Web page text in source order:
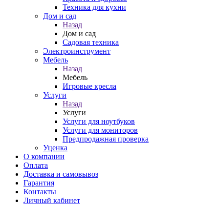
Техника для кухни
Дом и сад
Назад
Дом и сад
Садовая техника
Электроинструмент
Мебель
Назад
Мебель
Игровые кресла
Услуги
Назад
Услуги
Услуги для ноутбуков
Услуги для мониторов
Предпродажная проверка
Уценка
О компании
Оплата
Доставка и самовывоз
Гарантия
Контакты
Личный кабинет